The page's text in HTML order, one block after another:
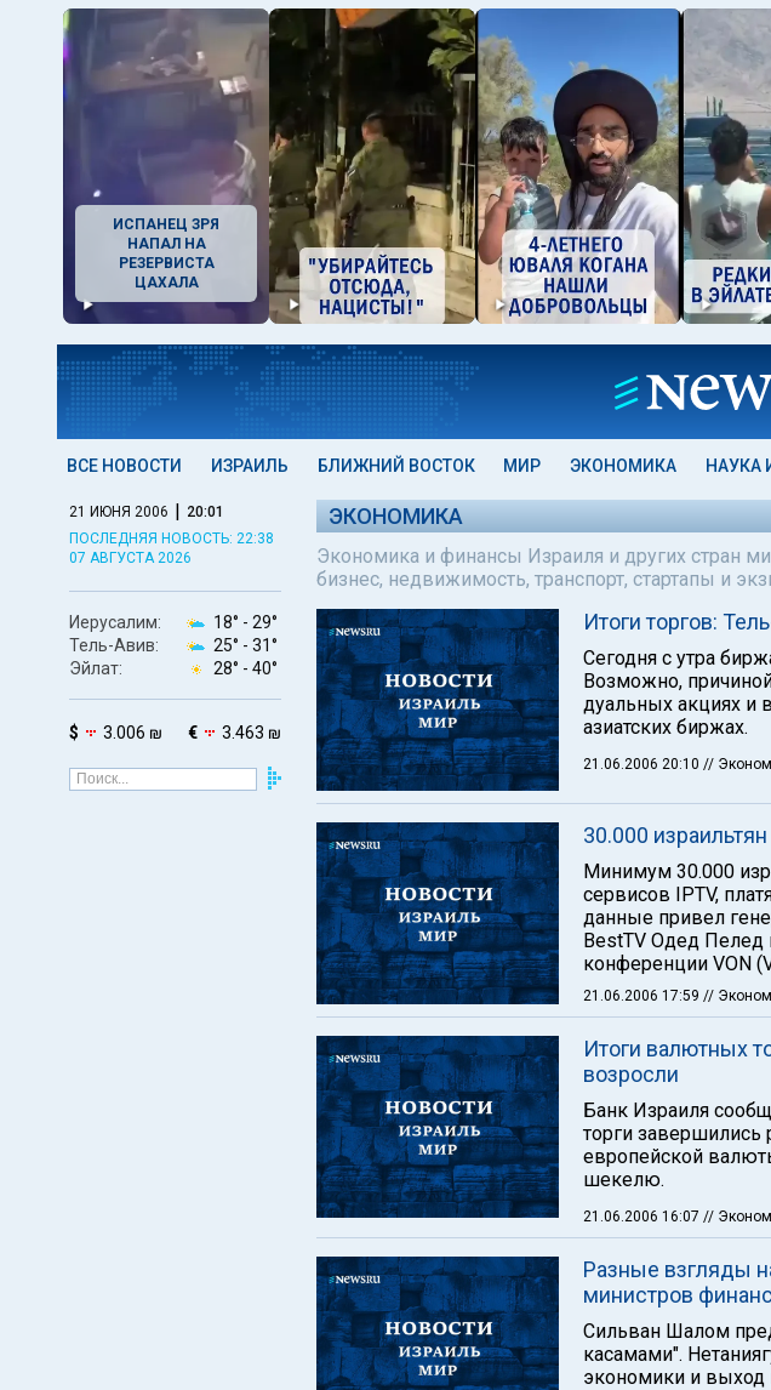
ИСПАНЕЦ ЗРЯ
НАПАЛ НА
РЕЗЕРВИСТА
ЦАХАЛА
ВСЕ НОВОСТИ ИЗРАИЛЬ БЛИЖНИЙ ВОСТОК МИР ЭКОНОМИКА НАУКА
21 ИЮНЯ 2006 | 20:01
ПОСЛЕДНЯЯ НОВОСТЬ: 22:38
07 АВГУСТА 2026
Иерусалим: 18° - 29°
Тель-Авив:
25° - 31°
Эйлат:
28° - 40°
$ 3.006 ₪ € 3.463 ₪
ЭКОНОМИКА
Экономика и финансы Израиля и других стран
бизнес, недвижимость, транспорт, стартапы и
Итоги торгов:
Сегодня с утра
Возможно,
дуальных акциях и
азиатских биржах.
21.06.2006 20:10 //
30.000
Минимум 30.000
сервисов IPTV,
данные привел
BestTV Одед Пелед
конференции VON
21.06.2006 17:59 //
Итоги валютных
возросли
Банк Израиля
торги
европейской
шекелю.
21.06.2006 16:07 //
Разные взгляды
министров
Сильван Шалом
касамами".
экономики и выход